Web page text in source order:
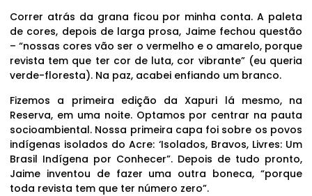
Correr atrás da grana ficou por minha conta. A paleta
de cores, depois de larga prosa, Jaime fechou questão
– “nossas cores vão ser o vermelho e o amarelo, porque
revista tem que ter cor de luta, cor vibrante” (eu queria
verde-floresta). Na paz, acabei enfiando um branco.
Fizemos a primeira edição da Xapuri lá mesmo, na
Reserva, em uma noite. Optamos por centrar na pauta
socioambiental. Nossa primeira capa foi sobre os povos
indígenas isolados do Acre: ‘Isolados, Bravos, Livres: Um
Brasil Indígena por Conhecer”. Depois de tudo pronto,
Jaime inventou de fazer uma outra boneca, “porque
toda revista tem que ter número zero”.